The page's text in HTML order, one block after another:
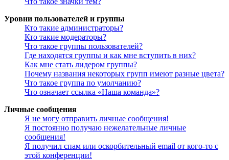
Уровни пользователей и группы
Кто такие администраторы?
Кто такие модераторы?
Что такое группы пользователей?
Где находятся группы и как мне вступить в них?
Как мне стать лидером группы?
Почему названия некоторых групп имеют разные цвета?
Что такое группа по умолчанию?
Что означает ссылка «Наша команда»?
Личные сообщения
Я не могу отправить личные сообщения!
Я постоянно получаю нежелательные личные
сообщения!
Я получил спам или оскорбительный email от кого-то с
этой конференции!